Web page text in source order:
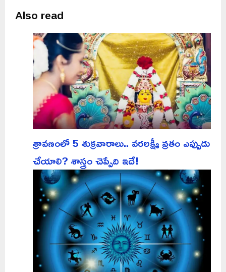
Also read
శ్రావణంలో 5 శుక్రవారాలు.. వరలక్ష్మీ వ్రతం ఎప్పుడు
చేయాలి? శాస్త్రం చెప్పేది ఇదే!